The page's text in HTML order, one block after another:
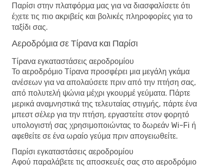
Παρίσι στην πλατφόρμα μας για να διασφαλίσετε ότι
έχετε τις πιο ακριβείς και βολικές πληροφορίες για το
ταξίδι σας.
Αεροδρόμια σε Τίρανα και Παρίσι
Τίρανα εγκαταστάσεις αεροδρομίου
Το αεροδρόμιο Τίρανα προσφέρει μια μεγάλη γκάμα
ανέσεων για να απολαύσετε πριν από την πτήση σας,
από πολυτελή ψώνια μέχρι γκουρμέ γεύματα. Πάρτε
μερικά αναμνηστικά της τελευταίας στιγμής, πάρτε ένα
μπεστ σέλερ για την πτήση, εργαστείτε στον φορητό
υπολογιστή σας χρησιμοποιώντας το δωρεάν Wi-Fi ή
αφεθείτε σε ένα ωραίο γεύμα πριν απογειωθείτε.
Παρίσι εγκαταστάσεις αεροδρομίου
Αφού παραλάβετε τις αποσκευές σας στο αεροδρόμιο